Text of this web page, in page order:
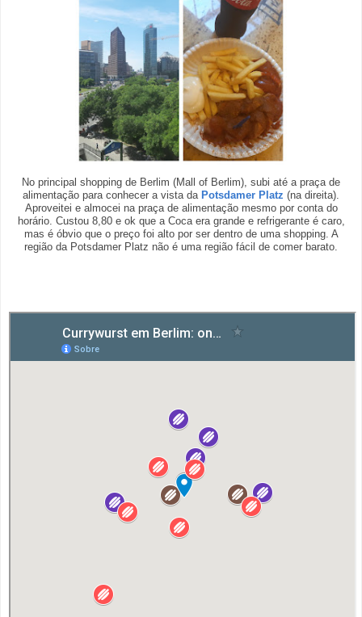
No principal shopping de Berlim (Mall of Berlim), subi até a praça de
alimentação para conhecer a vista da Potsdamer Platz (na direita).
Aproveitei e almocei na praça de alimentação mesmo por conta do
horário. Custou 8,80 e ok que a Coca era grande e refrigerante é caro,
mas é óbvio que o preço foi alto por ser dentro de uma shopping. A
região da Potsdamer Platz não é uma região fácil de comer barato.